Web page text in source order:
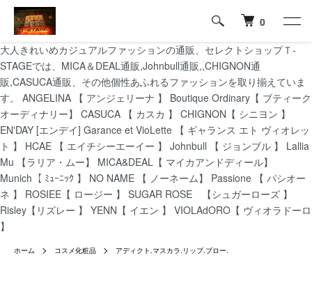
大人きれいめカジュアルファッションの通販、セレクトショップＴ-
STAGEでは、MICA＆DEAL通販,Johnbull通販,,CHIGNON通
販,CASUCA通販、その他個性あふれるファッションを取り揃えていま
す。 ANGELINA 【 アンジェリーナ 】 Boutique Ordinary【 ブティーク
オーディナリー】 CASUCA 【 カスカ 】 CHIGNON【 シニヨン 】
EN'DAY [エンデイ] Garance et VioLette 【 ギャランス エト ヴィオレッ
ト 】 HCAE 【 エイチシーエーイー 】 Johnbull 【 ジョンブル 】 Lallia
Mu 【ラリア・ムー】 MICA&DEAL【 マイカアンドディール】
Munich【 ﾐｭｰﾆｯｸ 】 NO NAME 【 ノーネーム】 Passione 【 パシオー
ネ 】 ROSIEE【 ロージー 】 SUGAR ROSE 【シュガーローズ 】
Risley【リズレー 】 YENN【 イエン 】 VIOLAdORO【 ヴィオラドーロ
】
0
ホーム コスメ化粧品 アディクト.マスカラ.リップ.ブロー.